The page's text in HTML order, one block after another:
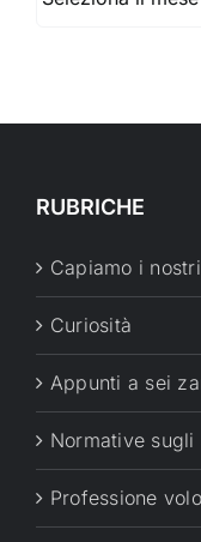
RUBRICHE
Capiamo i
Curiosità
Appunti a sei
Normative sugli
Professione